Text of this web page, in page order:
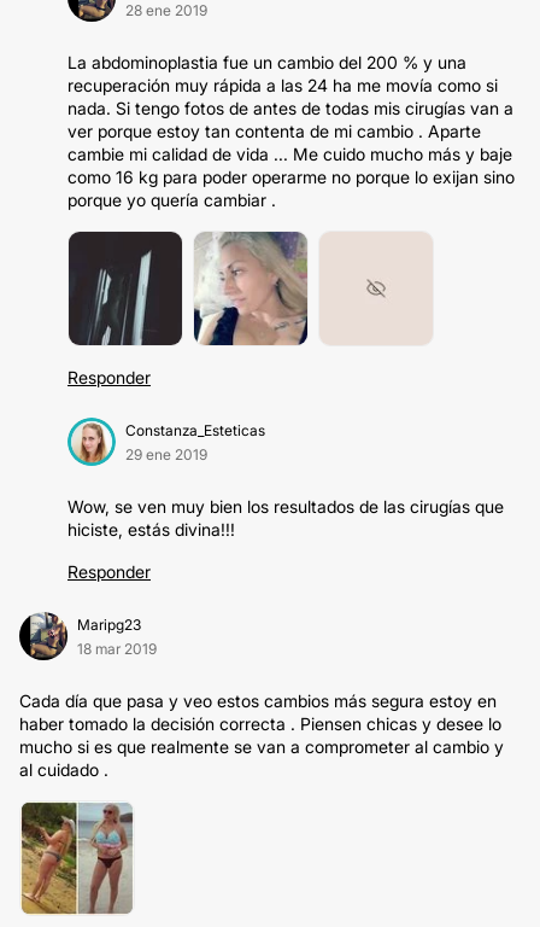
28 ene 2019
La abdominoplastia fue un cambio del 200 % y una
recuperación muy rápida a las 24 ha me movía como si
nada. Si tengo fotos de antes de todas mis cirugías van a
ver porque estoy tan contenta de mi cambio . Aparte
cambie mi calidad de vida ... Me cuido mucho más y baje
como 16 kg para poder operarme no porque lo exijan sino
porque yo quería cambiar .
Responder
Constanza_Esteticas
29 ene 2019
Wow, se ven muy bien los resultados de las cirugías que
hiciste, estás divina!!!
Responder
Maripg23
18 mar 2019
Cada día que pasa y veo estos cambios más segura estoy en
haber tomado la decisión correcta . Piensen chicas y desee lo
mucho si es que realmente se van a comprometer al cambio y
al cuidado .